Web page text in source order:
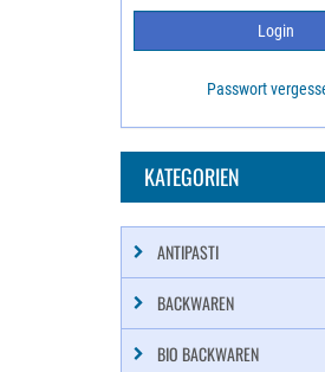
Passwort
KATEGORIEN
ANTIPASTI
BACKWAREN
BIO BACKWAREN